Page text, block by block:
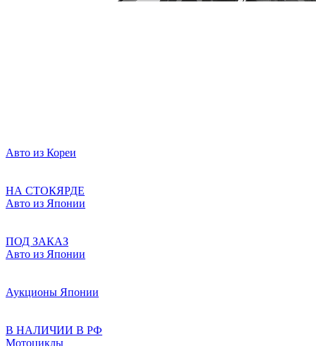
Авто из Кореи
НА СТОКЯРДЕ
Авто из Японии
ПОД ЗАКАЗ
Авто из Японии
Аукционы Японии
В НАЛИЧИИ В РФ
Мотоциклы